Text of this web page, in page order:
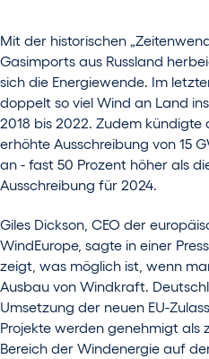
Mit der historischen
Gasimports aus Russland
sich die Energiewende. Im
doppelt so viel Wind an Land
2018 bis 2022. Zudem
erhöhte Ausschreibung von 15
an - fast 50 Prozent höher als
Ausschreibung für 2024.
Giles Dickson, CEO der
WindEurope, sagte in einer
zeigt, was möglich ist, wenn
Ausbau von Windkraft.
Umsetzung der neuen EU-
Projekte werden genehmigt als
Bereich der Windenergie auf